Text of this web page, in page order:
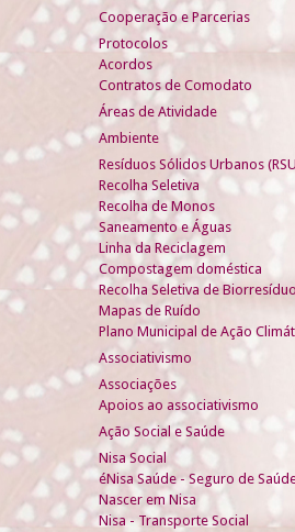
Cooperação e Parcerias
Protocolos
Acordos
Contratos de Comodato
Áreas de Atividade
Ambiente
Resíduos Sólidos Urbanos
Recolha Seletiva
Recolha de Monos
Saneamento e Águas
Linha da Reciclagem
Compostagem doméstica
Recolha Seletiva de
Mapas de Ruído
Plano Municipal de Ação
Associativismo
Associações
Apoios ao associativismo
Ação Social e Saúde
Nisa Social
éNisa Saúde - Seguro de
Nascer em Nisa
Nisa - Transporte Social